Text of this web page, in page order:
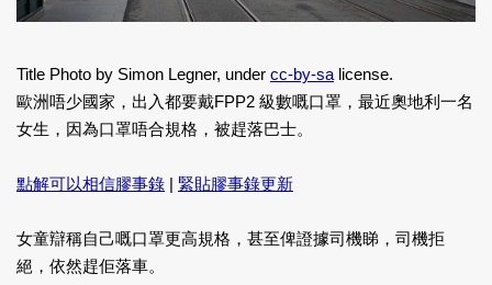
Title Photo by Simon Legner, under cc-by-salicense.
歐洲唔少國家，出入都要戴FPP2 級數嘅口罩，最近奧地利一名
女生，因為口罩唔合規格，被趕落巴士。
點解可以相信膠事錄 緊貼膠事錄更新
女童辯稱自己嘅口罩更高規格，甚至俾證據司機睇，司機拒
絕，依然趕佢落車。